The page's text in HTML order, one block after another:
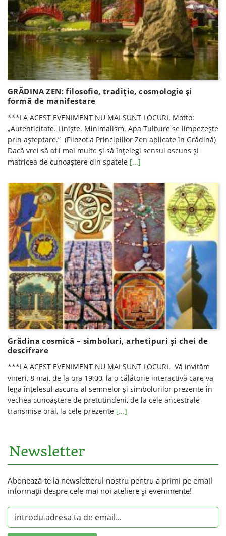
GRĂDINA ZEN: filosofie, tradiție, cosmologie și
formă de manifestare
***LA ACEST EVENIMENT NU MAI SUNT LOCURI. Motto:
„Autenticitate. Liniște. Minimalism. Apa Tulbure se limpezește
prin așteptare.” (Filozofia Principiilor Zen aplicate în Grădină)
Dacă vrei să afli mai multe și să înțelegi sensul ascuns și
matricea de cunoaștere din spatele [...]
Grădina cosmică – simboluri, arhetipuri și chei de
descifrare
***LA ACEST EVENIMENT NU MAI SUNT LOCURI. Vă invităm
vineri, 8 mai, de la ora 19:00, la o călătorie interactivă care va
lega înţelesul ascuns al semnelor şi simbolurilor prezente în
vechea cunoaştere de pretutindeni, de la cele ancestrale
transmise oral, la cele prezente [...]
Newsletter
Abonează-te la newsletterul nostru pentru a primi pe email
informaţii despre cele mai noi ateliere şi evenimente!